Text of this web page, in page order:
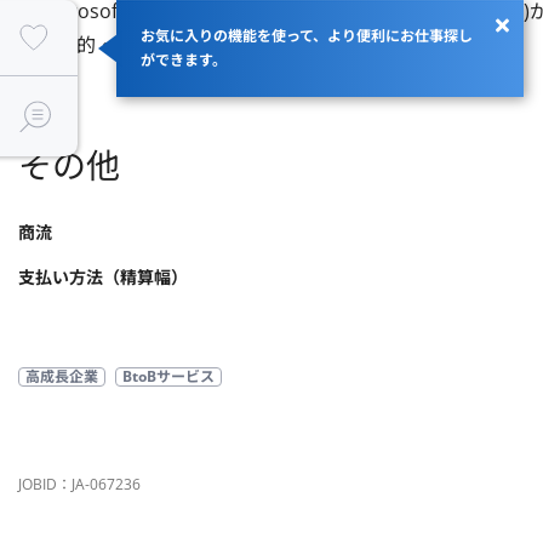
お気に入りの機能を使って、より便利にお仕事探し
ができます。
・Microsoft Office(Outlook、Excel、Word、PowerPoint)
・能動的・主体的に動けるフットワークの軽い方
その他
商流
支払い方法（精算幅）
高成長企業 BtoBサービス
JOBID：JA-067236